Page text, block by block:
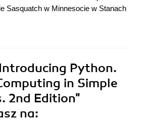
Sasquatch w Minnesocie w Stanach
Python.
in Simple
2nd Edition"
na: